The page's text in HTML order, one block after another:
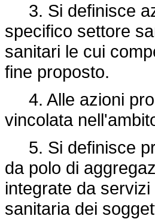
3. Si definisce
specifico settore
sanitari le cui
fine proposto.
4. Alle azioni
vincolata
5. Si definisce
da polo di
integrate da
sanitaria dei